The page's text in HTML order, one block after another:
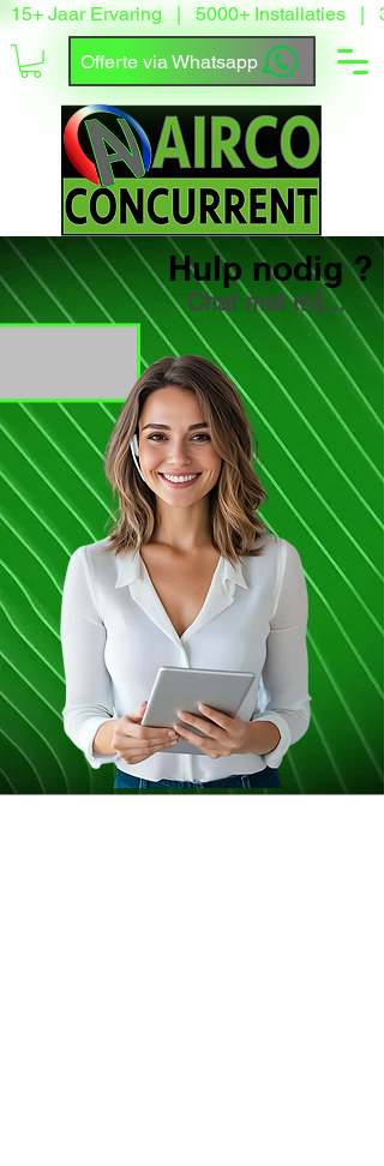
15+ Jaar Ervaring   |   5000+ Installaties   |
Offerte via Whatsapp
Chat met mij...
Hulp nodig ?